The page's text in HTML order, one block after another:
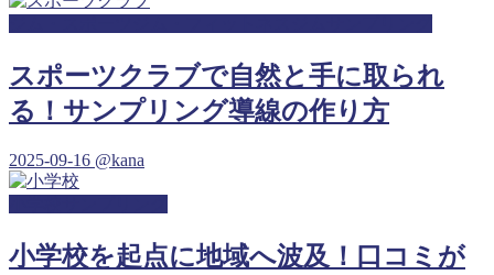
スポーツクラブで自然と手に取られ
る！サンプリング導線の作り方
2025-09-16 @kana
小学校を起点に地域へ波及！口コミが